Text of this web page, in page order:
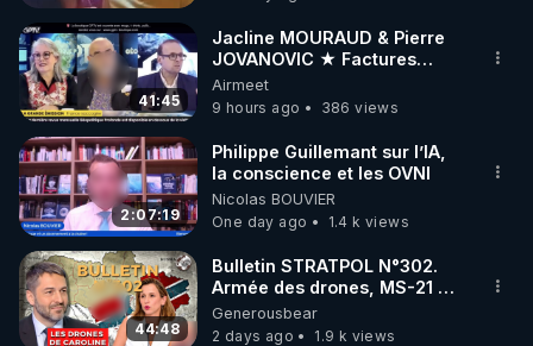
41:45
Jacline MOURAUD & Pierre
JOVANOVIC ★ Factures
Impayées : Où Est Passé Le
Pognon ?
Airmeet
9 hours ago
386 views
2:07:19
Philippe Guillemant sur l’IA,
la conscience et les OVNI
Nicolas BOUVIER
One day ago
1.4 k views
44:48
Bulletin STRATPOL N°302.
Armée des drones, MS-21 en
série, missiles coréens.
07.08.2026.
Generousbear
2 days ago
1.9 k views